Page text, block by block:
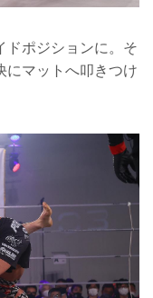
ドポジションに。そ
にマットへ叩きつけ